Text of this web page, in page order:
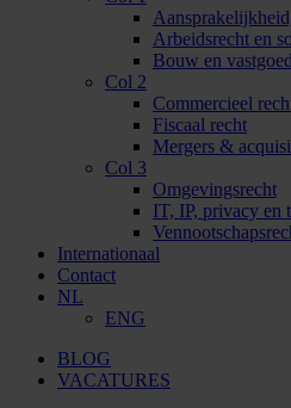
Arbeidsrecht en
Bouw en vastgoed
Col 2
Commercieel
Fiscaal recht
Mergers &
Col 3
Omgevingsrecht
IT, IP, privacy en
Internationaal
Contact
NL
ENG
BLOG
VACATURES